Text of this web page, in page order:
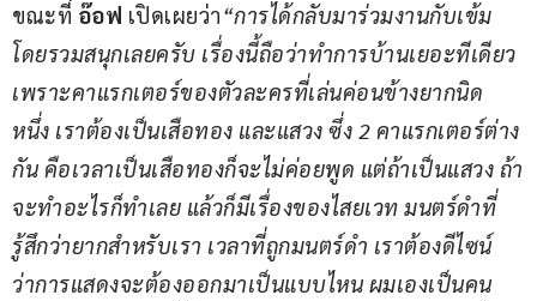
ขณะที่ อ๊อฟ เปิดเผยว่า“การได้กลับมาร่วมงานกับเข้ม
โดยรวมสนุกเลยครับ เรื่องนี้ถือว่าทำการบ้านเยอะทีเดียว
เพราะคาแรกเตอร์ของตัวละครที่เล่นค่อนข้างยากนิด
หนึ่ง เราต้องเป็นเสือทอง และแสวง ซึ่ง 2 คาแรกเตอร์ต่าง
กัน คือเวลาเป็นเสือทองก็จะไม่ค่อยพูด แต่ถ้าเป็นแสวง ถ้า
จะทำอะไรก็ทำเลย แล้วก็มีเรื่องของไสยเวท มนตร์ดำที่
รู้สึกว่ายากสำหรับเรา เวลาที่ถูกมนตร์ดำ เราต้องดีไซน์
ว่าการแสดงจะต้องออกมาเป็นแบบไหน ผมเองเป็นคน